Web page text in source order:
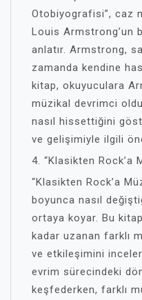
Otobiyografisi”, caz
Louis Armstrong’un
anlatır. Armstrong,
zamanda kendine
kitap, okuyuculara
müzikal devrimci
nasıl hissettiğini
ve gelişimiyle ilgili
4. “Klasikten Rock’a
“Klasikten Rock’a
boyunca nasıl
ortaya koyar. Bu
kadar uzanan farklı
ve etkileşimini
evrim sürecindeki
keşfederken, farklı